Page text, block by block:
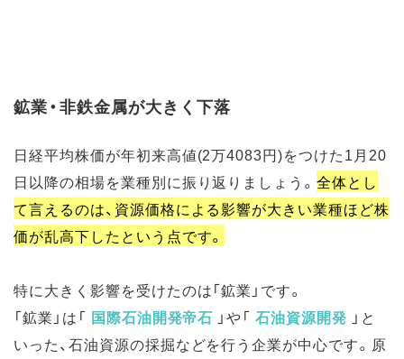
鉱業・非鉄金属が大きく下落
日経平均株価が年初来高値(2万4083円)をつけた1月20
日以降の相場を業種別に振り返りましょう。全体とし
て言えるのは、資源価格による影響が大きい業種ほど株
価が乱高下したという点です。
特に大きく影響を受けたのは「鉱業」です。
「鉱業」は「 国際石油開発帝石 」や「石油資源開発 」と
いった、石油資源の採掘などを行う企業が中心です。原